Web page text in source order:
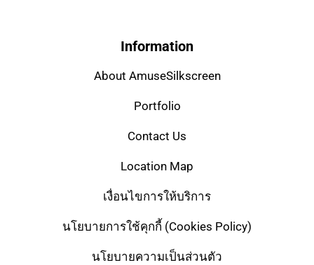
Information
About AmuseSilkscreen
Portfolio
Contact Us
Location Map
เงื่อนไขการให้บริการ
นโยบายการใช้คุกกี้ (Cookies Policy)
นโยบายความเป็นส่วนตัว